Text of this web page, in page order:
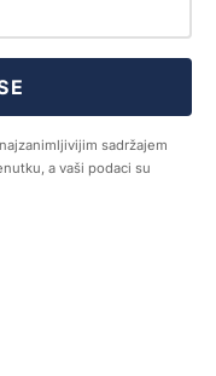
sadržajem
a vaši podaci su